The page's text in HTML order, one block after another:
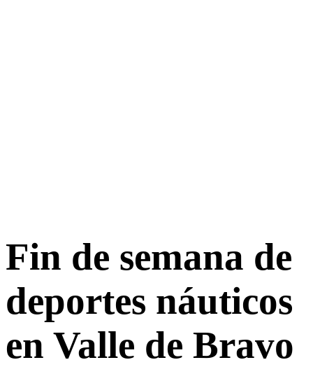
Fin de semana de
deportes náuticos
en Valle de Bravo